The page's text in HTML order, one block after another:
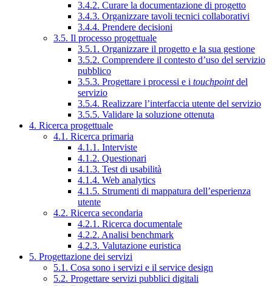
3.4.2. Curare la documentazione di progetto
3.4.3. Organizzare tavoli tecnici collaborativi
3.4.4. Prendere decisioni
3.5. Il processo progettuale
3.5.1. Organizzare il progetto e la sua gestione
3.5.2. Comprendere il contesto d’uso del servizio
pubblico
3.5.3. Progettare i processi e i touchpointdel
servizio
3.5.4. Realizzare l’interfaccia utente del servizio
3.5.5. Validare la soluzione ottenuta
4. Ricerca progettuale
4.1. Ricerca primaria
4.1.1. Interviste
4.1.2. Questionari
4.1.3. Test di usabilità
4.1.4. Web analytics
4.1.5. Strumenti di mappatura dell’esperienza
utente
4.2. Ricerca secondaria
4.2.1. Ricerca documentale
4.2.2. Analisi benchmark
4.2.3. Valutazione euristica
5. Progettazione dei servizi
5.1. Cosa sono i servizi e il service design
5.2. Progettare servizi pubblici digitali